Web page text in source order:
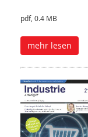
pdf, 0.4 MB
mehr lesen